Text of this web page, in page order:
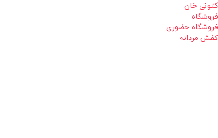
کتونی خان
فروشگاه
فروشگاه حضوری
کفش مردانه